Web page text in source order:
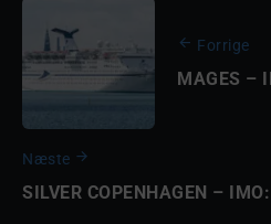
Forrige
MAGES –
Næste
SILVER COPENHAGEN –